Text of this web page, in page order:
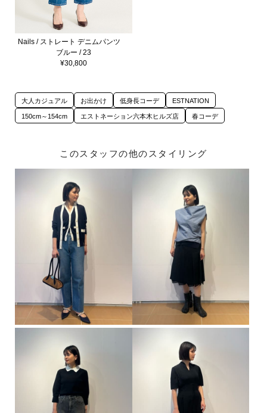
Nails / ストレート デニムパンツ
ブルー / 23
¥30,800
大人カジュアル お出かけ 低身長コーデ ESTNATION
150cm～154cm エストネーション六本木ヒルズ店 春コーデ
このスタッフの他のスタイリング